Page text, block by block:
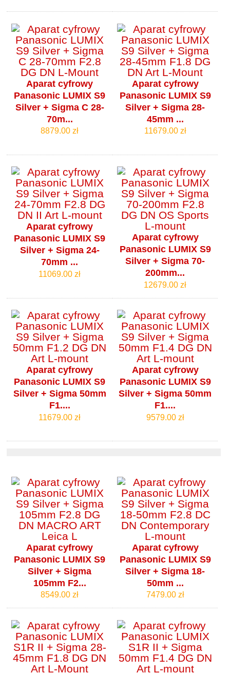
Aparat cyfrowy
Panasonic LUMIX S9
Silver + Sigma C 28-
70m...
8879.00 zł
Aparat cyfrowy
Panasonic LUMIX S9
Silver + Sigma 28-
45mm ...
11679.00 zł
Aparat cyfrowy
Panasonic LUMIX S9
Silver + Sigma 24-
70mm ...
11069.00 zł
Aparat cyfrowy
Panasonic LUMIX S9
Silver + Sigma 70-
200mm...
12679.00 zł
Aparat cyfrowy
Panasonic LUMIX S9
Silver + Sigma 50mm
F1....
11679.00 zł
Aparat cyfrowy
Panasonic LUMIX S9
Silver + Sigma 50mm
F1....
9579.00 zł
Aparat cyfrowy
Panasonic LUMIX S9
Silver + Sigma
105mm F2...
8549.00 zł
Aparat cyfrowy
Panasonic LUMIX S9
Silver + Sigma 18-
50mm ...
7479.00 zł